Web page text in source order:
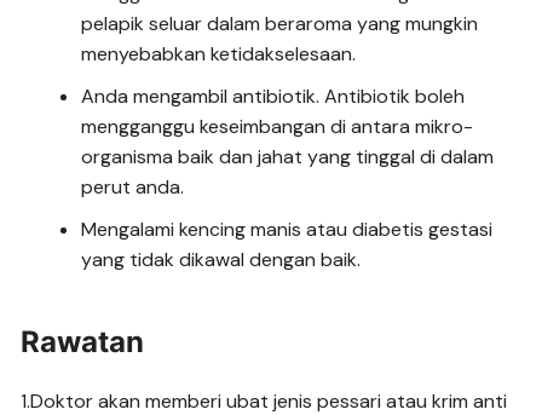
pelapik seluar dalam beraroma yang mungkin
menyebabkan ketidakselesaan.
Anda mengambil antibiotik. Antibiotik boleh
mengganggu keseimbangan di antara mikro-
organisma baik dan jahat yang tinggal di dalam
perut anda.
Mengalami kencing manis atau diabetis gestasi
yang tidak dikawal dengan baik.
Rawatan
1.Doktor akan memberi ubat jenis pessari atau krim anti